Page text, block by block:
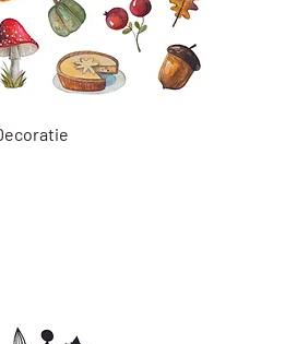
Snel overzicht